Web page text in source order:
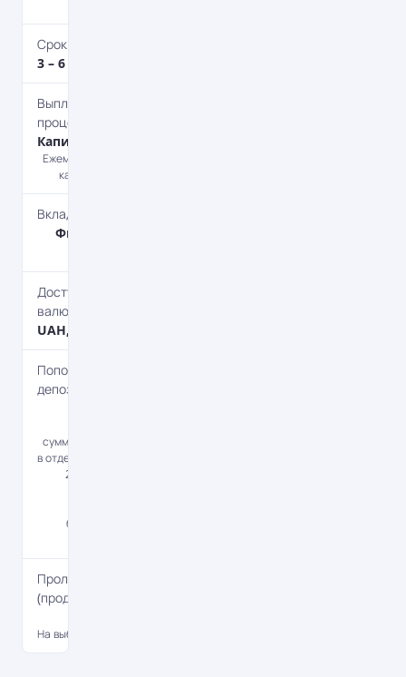
Срок депозита
3 – 6 мес.
Выплата
процентов
Капитализация
Ежемесячно путем
капитализации.
Вкладчик
Физическим
Доступные
валюты
UAH, USD, EUR
Пополнение
депозита
сумма пополнения
в отделении банка -
20 евро, через
банкинг» - без
Пролонгация
(продление)
На выбор клиента